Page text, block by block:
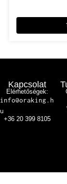
Kapcsolat
Elérhetőségek:
info@oraking.h
u
+36 20 399 8105